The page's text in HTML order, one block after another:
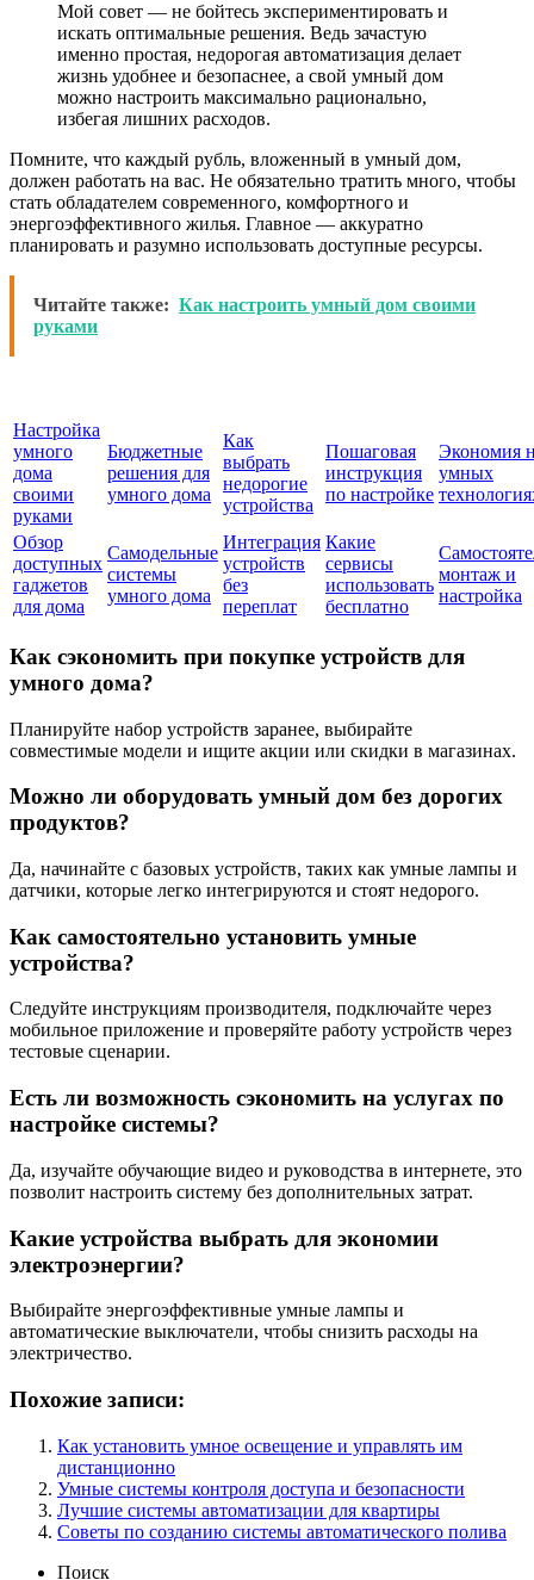
Мой совет — не бойтесь экспериментировать и
искать оптимальные решения. Ведь зачастую
именно простая, недорогая автоматизация делает
жизнь удобнее и безопаснее, а свой умный дом
можно настроить максимально рационально,
избегая лишних расходов.
Помните, что каждый рубль, вложенный в умный дом,
должен работать на вас. Не обязательно тратить много, чтобы
стать обладателем современного, комфортного и
энергоэффективного жилья. Главное — аккуратно
планировать и разумно использовать доступные ресурсы.
Читайте также: Как настроить умный дом своими
руками
Настройка
умного
дома
своими
руками
Бюджетные
решения для
умного дома
Как
выбрать
недорогие
устройства
Пошаговая
инструкция
по настройке
Экономия
умных
Обзор
доступных
гаджетов
для дома
Самодельные
системы
умного дома
Интеграция
устройств
без
переплат
Какие
сервисы
использовать
бесплатно
монтаж и
настройка
Как сэкономить при покупке устройств для
умного дома?
Планируйте набор устройств заранее, выбирайте
совместимые модели и ищите акции или скидки в магазинах.
Можно ли оборудовать умный дом без дорогих
продуктов?
Да, начинайте с базовых устройств, таких как умные лампы и
датчики, которые легко интегрируются и стоят недорого.
Как самостоятельно установить умные
устройства?
Следуйте инструкциям производителя, подключайте через
мобильное приложение и проверяйте работу устройств через
тестовые сценарии.
Есть ли возможность сэкономить на услугах по
настройке системы?
Да, изучайте обучающие видео и руководства в интернете, это
позволит настроить систему без дополнительных затрат.
Какие устройства выбрать для экономии
электроэнергии?
Выбирайте энергоэффективные умные лампы и
автоматические выключатели, чтобы снизить расходы на
электричество.
Похожие записи:
Как установить умное освещение и управлять им
дистанционно
Умные системы контроля доступа и безопасности
Лучшие системы автоматизации для квартиры
Советы по созданию системы автоматического полива
Поиск